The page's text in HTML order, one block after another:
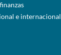
e internacional